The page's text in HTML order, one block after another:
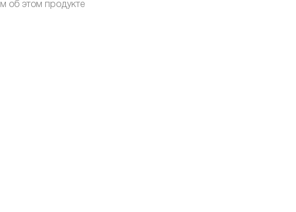
об этом продукте